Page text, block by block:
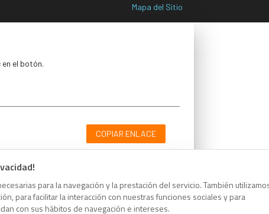
para la navegación y la prestación del servicio. También
para facilitar la interacción con nuestras funciones sociales y para
con sus hábitos de navegación e intereses.
Mapa del Sitio
el botón.
COPIAR ENLACE
el botón.